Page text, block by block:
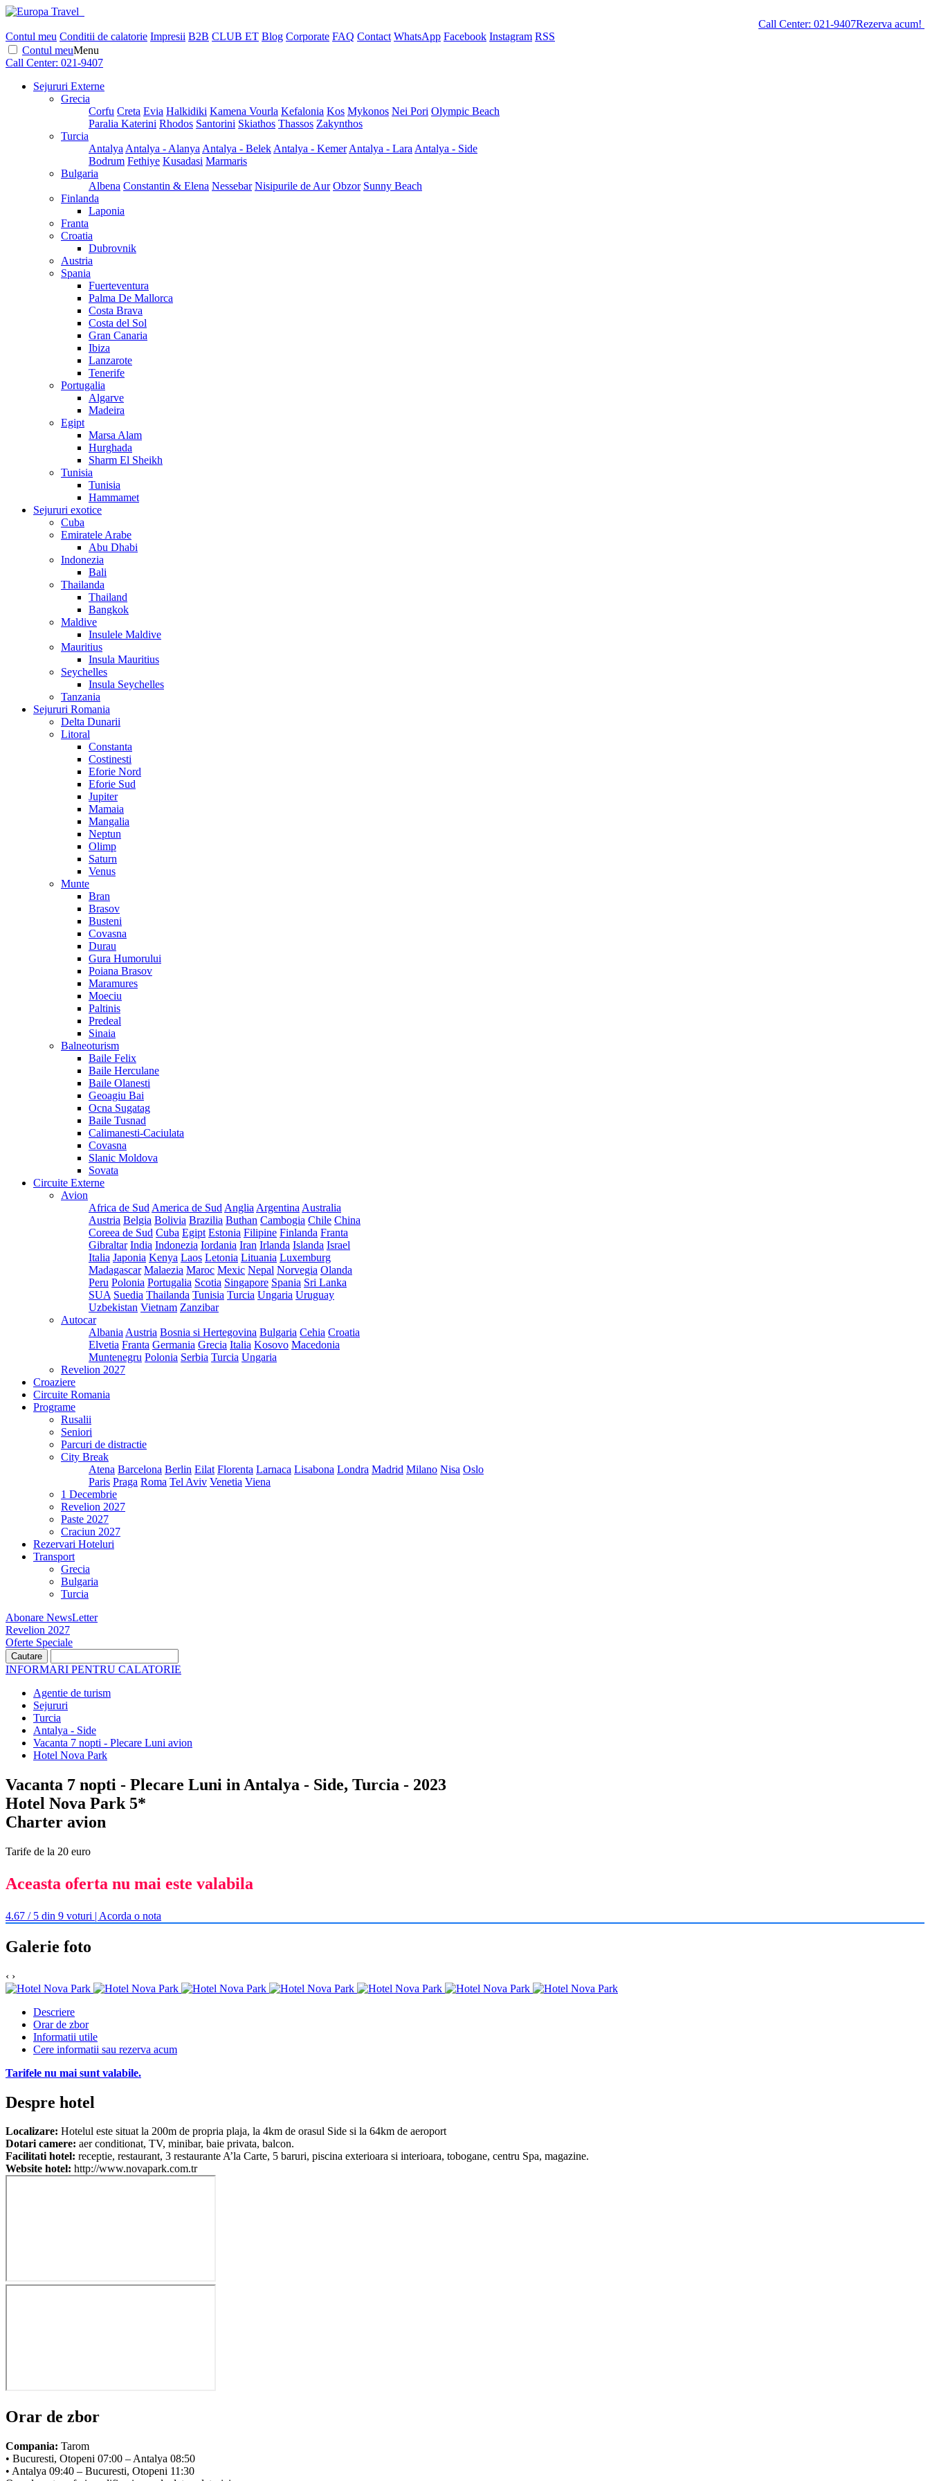
Call Center: 021-9407Rezerva acum!
Contul meu Conditii de calatorie Impresii B2B CLUB ET Blog Corporate FAQ Contact WhatsApp Facebook Instagram RSS
Contul meuMenu
Call Center: 021-9407
Sejururi Externe
Grecia
Corfu Creta Evia Halkidiki Kamena Vourla Kefalonia Kos Mykonos Nei Pori Olympic Beach
Paralia Katerini Rhodos Santorini Skiathos Thassos Zakynthos
Turcia
Antalya Antalya - Alanya Antalya - Belek Antalya - Kemer Antalya - Lara Antalya - Side
Bodrum Fethiye Kusadasi Marmaris
Bulgaria
Albena Constantin & Elena Nessebar Nisipurile de Aur Obzor Sunny Beach
Finlanda
Laponia
Franta
Croatia
Dubrovnik
Austria
Spania
Fuerteventura
Palma De Mallorca
Costa Brava
Costa del Sol
Gran Canaria
Ibiza
Lanzarote
Tenerife
Portugalia
Algarve
Madeira
Egipt
Marsa Alam
Hurghada
Sharm El Sheikh
Tunisia
Tunisia
Hammamet
Sejururi exotice
Cuba
Emiratele Arabe
Abu Dhabi
Indonezia
Bali
Thailanda
Thailand
Bangkok
Maldive
Insulele Maldive
Mauritius
Insula Mauritius
Seychelles
Insula Seychelles
Tanzania
Sejururi Romania
Delta Dunarii
Litoral
Constanta
Costinesti
Eforie Nord
Eforie Sud
Jupiter
Mamaia
Mangalia
Neptun
Olimp
Saturn
Venus
Munte
Bran
Brasov
Busteni
Covasna
Durau
Gura Humorului
Poiana Brasov
Maramures
Moeciu
Paltinis
Predeal
Sinaia
Balneoturism
Baile Felix
Baile Herculane
Baile Olanesti
Geoagiu Bai
Ocna Sugatag
Baile Tusnad
Calimanesti-Caciulata
Covasna
Slanic Moldova
Sovata
Circuite Externe
Avion
Africa de Sud America de Sud Anglia Argentina Australia
Austria Belgia Bolivia Brazilia Buthan Cambogia Chile China
Coreea de Sud Cuba Egipt Estonia Filipine Finlanda Franta
Gibraltar India Indonezia Iordania Iran Irlanda Islanda Israel
Italia Japonia Kenya Laos Letonia Lituania Luxemburg
Madagascar Malaezia Maroc Mexic Nepal Norvegia Olanda
Peru Polonia Portugalia Scotia Singapore Spania Sri Lanka
SUA Suedia Thailanda Tunisia Turcia Ungaria Uruguay
Uzbekistan Vietnam Zanzibar
Autocar
Albania Austria Bosnia si Hertegovina Bulgaria Cehia Croatia
Elvetia Franta Germania Grecia Italia Kosovo Macedonia
Muntenegru Polonia Serbia Turcia Ungaria
Revelion 2027
Croaziere
Circuite Romania
Programe
Rusalii
Seniori
Parcuri de distractie
City Break
Atena Barcelona Berlin Eilat Florenta Larnaca Lisabona Londra Madrid Milano Nisa Oslo
Paris Praga Roma Tel Aviv Venetia Viena
1 Decembrie
Revelion 2027
Paste 2027
Craciun 2027
Rezervari Hoteluri
Transport
Grecia
Bulgaria
Turcia
Abonare NewsLetter
Revelion 2027
Oferte Speciale
INFORMARI PENTRU CALATORIE
Agentie de turism
Sejururi
Turcia
Antalya - Side
Vacanta 7 nopti - Plecare Luni avion
Hotel Nova Park
Vacanta 7 nopti - Plecare Luni in Antalya - Side, Turcia - 2023
Hotel Nova Park 5*
Charter avion
Tarife de la 20 euro
Aceasta oferta nu mai este valabila
4.67 / 5 din 9 voturi | Acorda o nota
Galerie foto
‹ ›
Descriere
Orar de zbor
Informatii utile
Cere informatii sau rezerva acum
Tarifele nu mai sunt valabile.
Despre hotel
Localizare: Hotelul este situat la 200m de propria plaja, la 4km de orasul Side si la 64km de aeroport
Dotari camere: aer conditionat, TV, minibar, baie privata, balcon.
Facilitati hotel: receptie, restaurant, 3 restaurante A’la Carte, 5 baruri, piscina exterioara si interioara, tobogane, centru Spa, magazine.
Website hotel: http://www.novapark.com.tr
Orar de zbor
Compania: Tarom
• Bucuresti, Otopeni 07:00 – Antalya 08:50
• Antalya 09:40 – Bucuresti, Otopeni 11:30